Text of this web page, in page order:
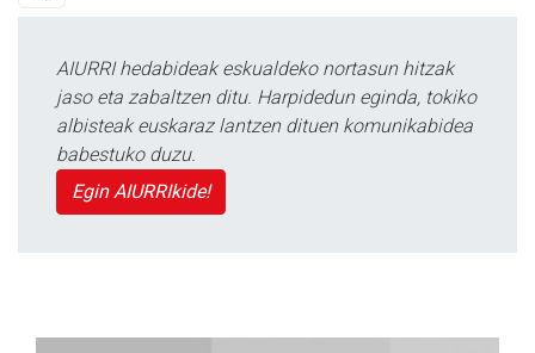
AIURRI hedabideak eskualdeko nortasun hitzak
jaso eta zabaltzen ditu. Harpidedun eginda, tokiko
albisteak euskaraz lantzen dituen komunikabidea
babestuko duzu.
Egin AIURRIkide!